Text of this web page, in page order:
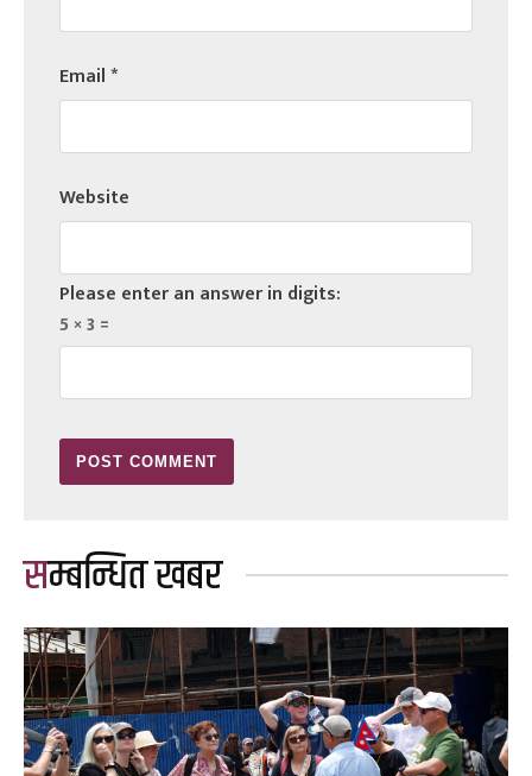
Email*
Website
Please enter an answer in digits:
5 × 3 =
सम्बन्धित खबर